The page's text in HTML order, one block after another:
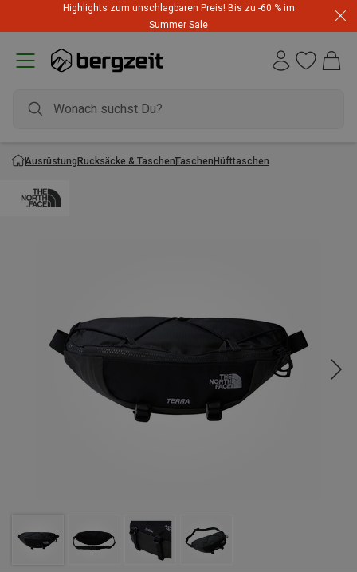
Highlights zum unschlagbaren Preis! Bis zu -60 % im
Summer Sale
AusrüstungRucksäcke & TaschenTaschenHüfttaschen